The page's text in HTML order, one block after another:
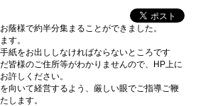
蔭様で約半分集まることができました。
す。
紙をお出ししなければならないところです
皆様のご住所等がわかりませんので、HP上に
許しください。
向いて経営するよう、厳しい眼でご指導ご鞭
します。